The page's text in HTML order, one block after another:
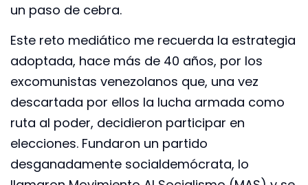
un paso de cebra.
Este reto mediático me recuerda la estrategia
adoptada, hace más de 40 años, por los
excomunistas venezolanos que, una vez
descartada por ellos la lucha armada como
ruta al poder, decidieron participar en
elecciones. Fundaron un partido
desganadamente socialdemócrata, lo